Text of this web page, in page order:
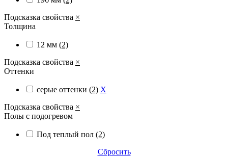
Подсказка свойства ×
Толщина
12 мм (2)
Подсказка свойства ×
Оттенки
серые оттенки (2) X
Подсказка свойства ×
Полы с подогревом
Под теплый пол (2)
Сбросить